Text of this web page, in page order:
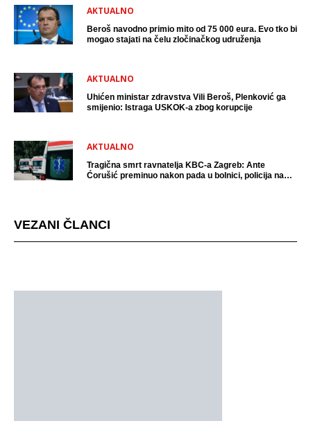
AKTUALNO
Beroš navodno primio mito od 75 000 eura. Evo tko bi
mogao stajati na čelu zločinačkog udruženja
AKTUALNO
Uhićen ministar zdravstva Vili Beroš, Plenković ga
smijenio: Istraga USKOK-a zbog korupcije
AKTUALNO
Tragična smrt ravnatelja KBC-a Zagreb: Ante
Ćorušić preminuo nakon pada u bolnici, policija na
VEZANI ČLANCI